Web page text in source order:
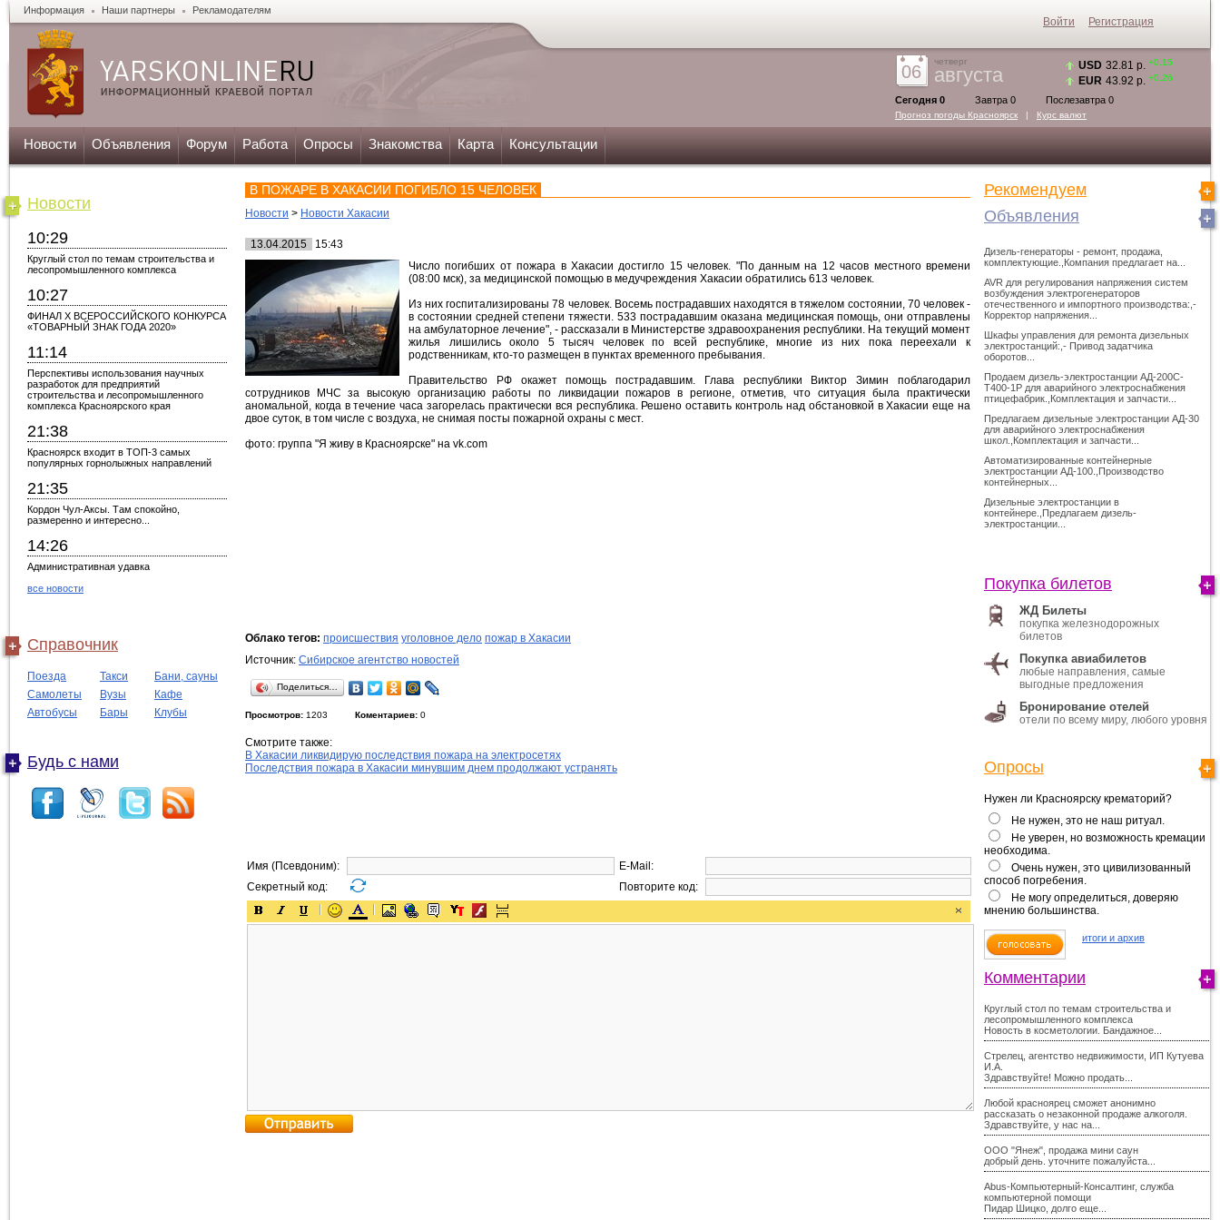
Информация Наши партнеры Рекламодателям
06
четверг
августа
Сегодня 0 Завтра 0 Послезавтра 0
Прогноз погоды Красноярск | Курс валют
USD 32.81 р. +0.15
EUR 43.92 р. +0.26
Новости Объявления Форум Работа Опросы Знакомства Карта Консультации
Новости
10:29
Круглый стол по темам строительства и
лесопромышленного комплекса
10:27
ФИНАЛ X ВСЕРОССИЙСКОГО КОНКУРСА
«ТОВАРНЫЙ ЗНАК ГОДА 2020»
11:14
Перспективы использования научных
разработок для предприятий
строительства и лесопромышленного
комплекса Красноярского края
21:38
Красноярск входит в ТОП-3 самых
популярных горнолыжных направлений
21:35
Кордон Чул-Аксы. Там спокойно,
размеренно и интересно...
14:26
Административная удавка
все новости
Справочник
Поезда Такси
Бани, сауны
Самолеты
Вузы
Кафе
Автобусы
Бары Клубы
Будь с нами
В ПОЖАРЕ В ХАКАСИИ ПОГИБЛО 15 ЧЕЛОВЕК
Новости > Новости Хакасии
13.04.2015
15:43
Число погибших от пожара в Хакасии достигло 15 человек. "По данным на 12 часов местного времени
(08:00 мск), за медицинской помощью в медучреждения Хакасии обратились 613 человек.
Из них госпитализированы 78 человек. Восемь пострадавших находятся в тяжелом состоянии, 70 человек -
в состоянии средней степени тяжести. 533 пострадавшим оказана медицинская помощь, они отправлены
на амбулаторное лечение", - рассказали в Министерстве здравоохранения республики. На текущий момент
жилья лишились около 5 тысяч человек по всей республике, многие из них пока переехали к
родственникам, кто-то размещен в пунктах временного пребывания.
Правительство РФ окажет помощь пострадавшим. Глава республики Виктор Зимин поблагодарил
сотрудников МЧС за высокую организацию работы по ликвидации пожаров в регионе, отметив, что ситуация была практически
аномальной, когда в течение часа загорелась практически вся республика. Решено оставить контроль над обстановкой в Хакасии еще на
двое суток, в том числе с воздуха, не снимая посты пожарной охраны с мест.
фото: группа "Я живу в Красноярске" на vk.com
Облако тегов: происшествия уголовное дело пожар в Хакасии
Источник: Сибирское агентство новостей
Поделиться…
Просмотров: 1203 Коментариев: 0
Смотрите также:
В Хакасии ликвидирую последствия пожара на электросетях
Последствия пожара в Хакасии минувшим днем продолжают устранять
Имя (Псевдоним):
E-Mail:
Секретный код:
Повторите код:
Рекомендуем
Объявления
Дизель-генераторы - ремонт, продажа,
комплектующие.,Компания предлагает на...
AVR для регулирования напряжения систем
возбуждения электрогенераторов
отечественного и импортного производства:,-
Корректор напряжения...
Шкафы управления для ремонта дизельных
электростанций:,- Привод задатчика
оборотов...
Продаем дизель-электростанции АД-200С-
Т400-1Р для аварийного электроснабжения
птицефабрик.,Комплектация и запчасти...
Предлагаем дизельные электростанции АД-30
для аварийного электроснабжения
школ.,Комплектация и запчасти...
Автоматизированные контейнерные
электростанции АД-100.,Производство
контейнерных...
Дизельные электростанции в
контейнере.,Предлагаем дизель-
электростанции...
Покупка билетов
ЖД Билеты
покупка железнодорожных
билетов
Покупка авиабилетов
любые направления, самые
выгодные предложения
Бронирование отелей
отели по всему миру, любого уровня
Опросы
Нужен ли Красноярску крематорий?
Не нужен, это не наш ритуал.
Не уверен, но возможность кремации
необходима.
Очень нужен, это цивилизованный
способ погребения.
Не могу определиться, доверяю
мнению большинства.
итоги и архив
Комментарии
Круглый стол по темам строительства и
лесопромышленного комплекса
Новость в косметологии. Бандажное...
Стрелец, агентство недвижимости, ИП Кутуева
И.А.
Здравствуйте! Можно продать...
Любой красноярец сможет анонимно
рассказать о незаконной продаже алкоголя.
Здравствуйте, у нас на...
ООО "Янеж", продажа мини саун
добрый день. уточните пожалуйста...
Abus-Компьютерный-Консалтинг, служба
компьютерной помощи
Пидар Шицко, долго еще...
Войти Регистрация